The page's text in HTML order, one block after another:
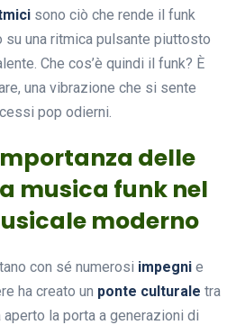
sono ciò che rende il funk
su una ritmica pulsante piuttosto
Che cos’è quindi il funk? È
una vibrazione che si sente
pop odierni.
delle
musica funk nel
moderno
con sé numerosi impegni e
ha creato un ponte culturale tra
la porta a generazioni di